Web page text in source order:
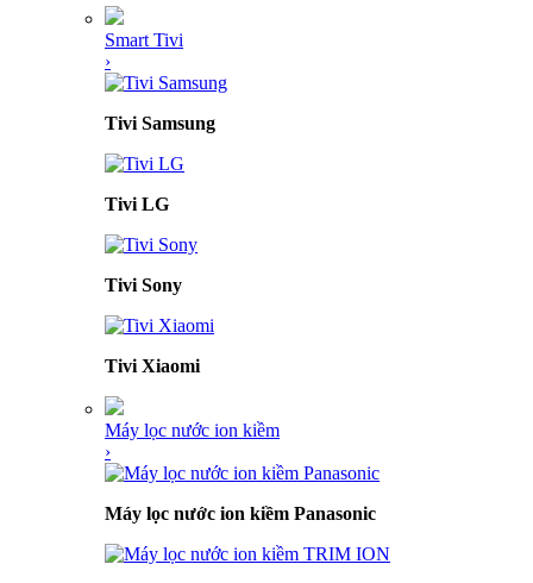
Smart Tivi
›
Tivi Samsung
Tivi LG
Tivi Sony
Tivi Xiaomi
Máy lọc nước ion kiềm
›
Máy lọc nước ion kiềm Panasonic